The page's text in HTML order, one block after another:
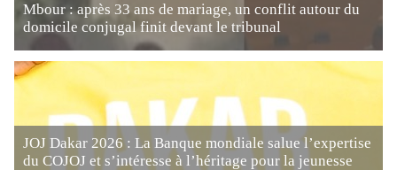
Mbour : après 33 ans de mariage, un conflit autour du
domicile conjugal finit devant le tribunal
JOJ Dakar 2026 : La Banque mondiale salue l’expertise
du COJOJ et s’intéresse à l’héritage pour la jeunesse